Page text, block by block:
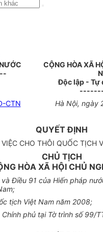
CỘNG HÒA XÃ
Độc lập - Tự
CTN Hà Nội, ngày
QUYẾT ĐỊNH
VIỆC CHO THÔI QUỐC TỊCH
CHỦ TỊCH
HÒA XÃ HỘI CHỦ
Điều 91 của Hiến pháp
tịch Việt Nam năm 2008;
phủ tại Tờ trình số 99/